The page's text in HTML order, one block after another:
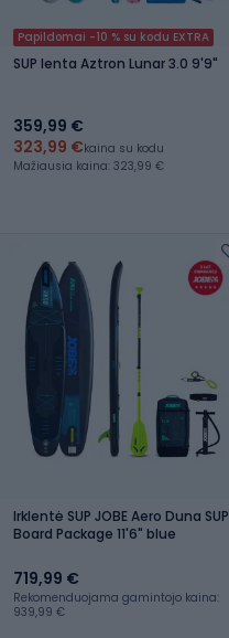
Papildomai -10 % su kodu EXTRA
SUP lenta Aztron Lunar 3.0 9'9"
359,99 €
323,99 €kaina su kodu
Mažiausia kaina: 323,99 €
Irklentė SUP JOBE Aero Duna SUP
Board Package 11'6" blue
719,99 €
Rekomenduojama gamintojo kaina:
939,99 €